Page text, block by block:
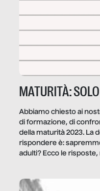
MATURITÀ:
Abbiamo chiesto ai
di formazione, di
della maturità 2023. La
rispondere è:
adulti? Ecco le